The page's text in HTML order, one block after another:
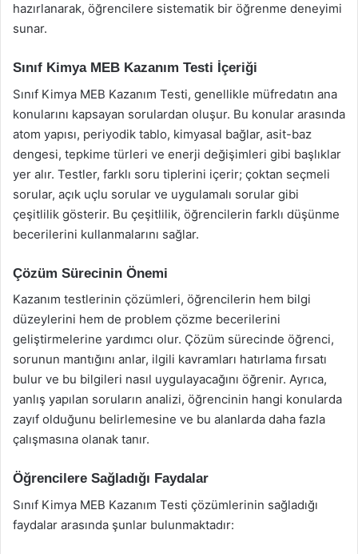
hazırlanarak, öğrencilere sistematik bir öğrenme deneyimi
sunar.
Sınıf Kimya MEB Kazanım Testi İçeriği
Sınıf Kimya MEB Kazanım Testi, genellikle müfredatın ana
konularını kapsayan sorulardan oluşur. Bu konular arasında
atom yapısı, periyodik tablo, kimyasal bağlar, asit-baz
dengesi, tepkime türleri ve enerji değişimleri gibi başlıklar
yer alır. Testler, farklı soru tiplerini içerir; çoktan seçmeli
sorular, açık uçlu sorular ve uygulamalı sorular gibi
çeşitlilik gösterir. Bu çeşitlilik, öğrencilerin farklı düşünme
becerilerini kullanmalarını sağlar.
Çözüm Sürecinin Önemi
Kazanım testlerinin çözümleri, öğrencilerin hem bilgi
düzeylerini hem de problem çözme becerilerini
geliştirmelerine yardımcı olur. Çözüm sürecinde öğrenci,
sorunun mantığını anlar, ilgili kavramları hatırlama fırsatı
bulur ve bu bilgileri nasıl uygulayacağını öğrenir. Ayrıca,
yanlış yapılan soruların analizi, öğrencinin hangi konularda
zayıf olduğunu belirlemesine ve bu alanlarda daha fazla
çalışmasına olanak tanır.
Öğrencilere Sağladığı Faydalar
Sınıf Kimya MEB Kazanım Testi çözümlerinin sağladığı
faydalar arasında şunlar bulunmaktadır: